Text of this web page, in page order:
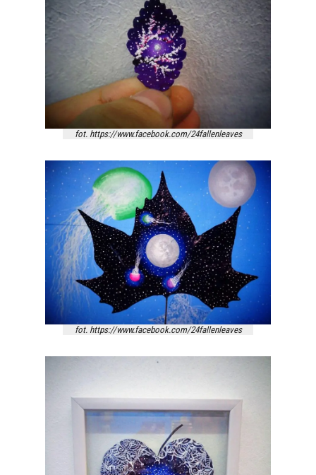
fot. https://www.facebook.com/24fallenleaves
fot. https://www.facebook.com/24fallenleaves